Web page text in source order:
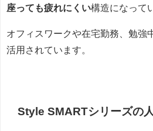
座っても疲れにくい構造になって
オフィスワークや在宅勤務、勉強
活用されています。
Style SMARTシリーズの